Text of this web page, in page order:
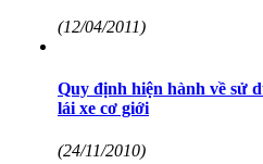
(12/04/2011)
Quy định hiện hành về sử
lái xe cơ giới
(24/11/2010)